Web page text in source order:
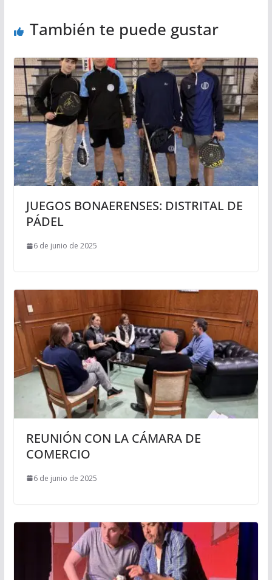
También te puede gustar
JUEGOS BONAERENSES: DISTRITAL DE
PÁDEL
6 de junio de 2025
REUNIÓN CON LA CÁMARA DE
COMERCIO
6 de junio de 2025